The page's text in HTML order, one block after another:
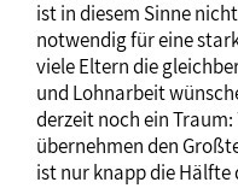
ist in diesem Sinne
notwendig für eine
viele Eltern die
und Lohnarbeit
derzeit noch ein
übernehmen den
ist nur knapp die